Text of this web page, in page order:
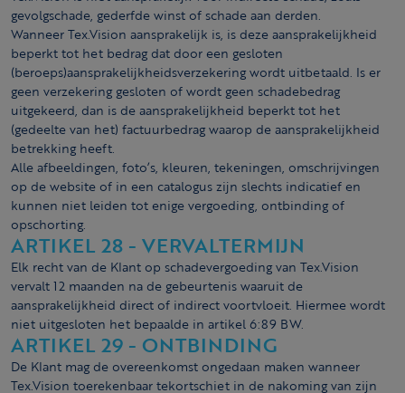
gevolgschade, gederfde winst of schade aan derden.
Wanneer Tex.Vision aansprakelijk is, is deze aansprakelijkheid
beperkt tot het bedrag dat door een gesloten
(beroeps)aansprakelijkheidsverzekering wordt uitbetaald. Is er
geen verzekering gesloten of wordt geen schadebedrag
uitgekeerd, dan is de aansprakelijkheid beperkt tot het
(gedeelte van het) factuurbedrag waarop de aansprakelijkheid
betrekking heeft.
Alle afbeeldingen, foto’s, kleuren, tekeningen, omschrijvingen
op de website of in een catalogus zijn slechts indicatief en
kunnen niet leiden tot enige vergoeding, ontbinding of
opschorting.
ARTIKEL 28 - VERVALTERMIJN
Elk recht van de Klant op schadevergoeding van Tex.Vision
vervalt 12 maanden na de gebeurtenis waaruit de
aansprakelijkheid direct of indirect voortvloeit. Hiermee wordt
niet uitgesloten het bepaalde in artikel 6:89 BW.
ARTIKEL 29 - ONTBINDING
De Klant mag de overeenkomst ongedaan maken wanneer
Tex.Vision toerekenbaar tekortschiet in de nakoming van zijn